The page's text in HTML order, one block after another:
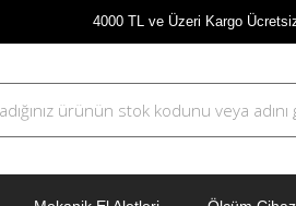
4000 TL ve Üzeri Kargo